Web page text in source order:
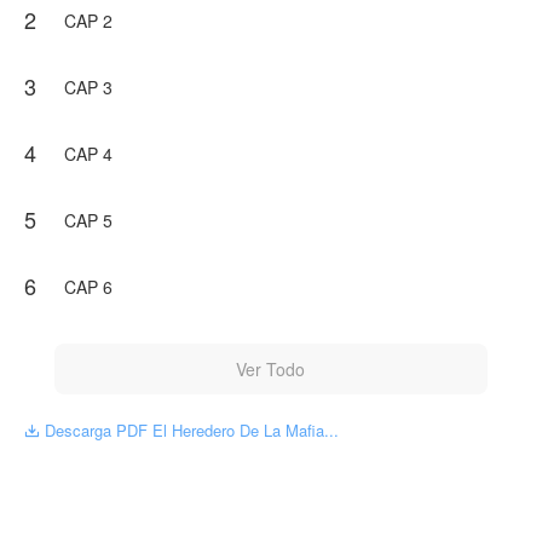
2 CAP 2
3 CAP 3
4 CAP 4
5 CAP 5
6 CAP 6
Ver Todo
 Descarga PDF El Heredero De La Mafia...